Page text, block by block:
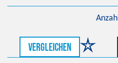
vergleichen
Anzahl